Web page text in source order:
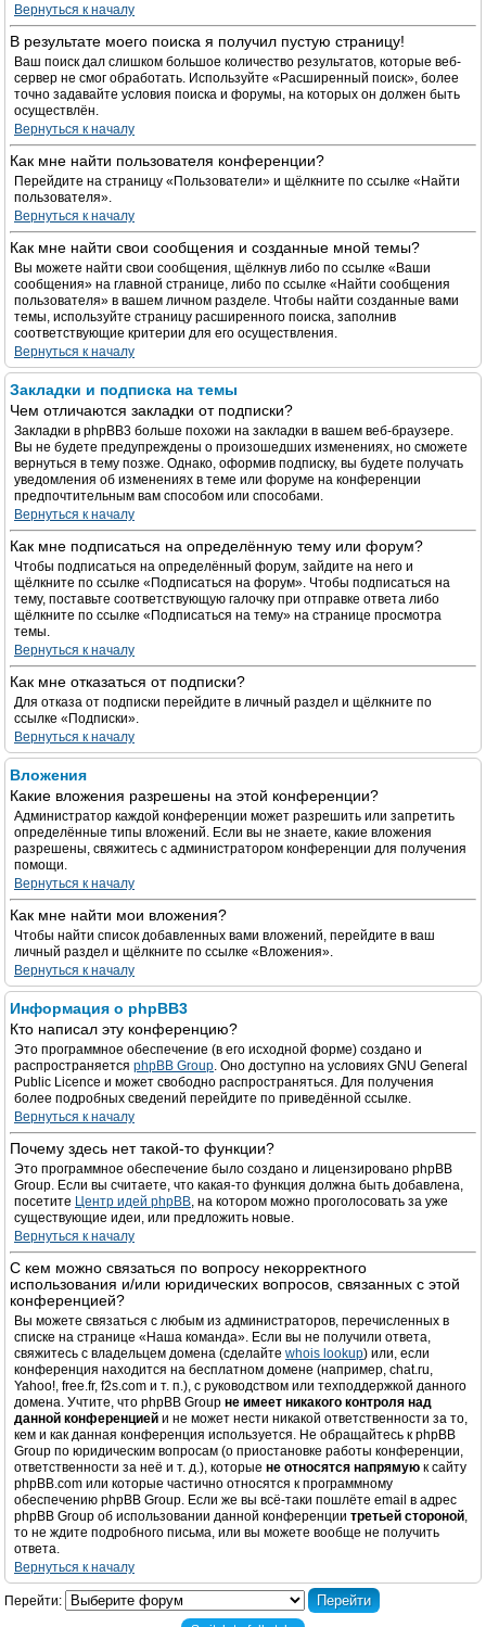
Вернуться к началу
В результате моего поиска я получил пустую страницу!
Ваш поиск дал слишком большое количество результатов, которые веб-
сервер не смог обработать. Используйте «Расширенный поиск», более
точно задавайте условия поиска и форумы, на которых он должен быть
осуществлён.
Вернуться к началу
Как мне найти пользователя конференции?
Перейдите на страницу «Пользователи» и щёлкните по ссылке «Найти
пользователя».
Вернуться к началу
Как мне найти свои сообщения и созданные мной темы?
Вы можете найти свои сообщения, щёлкнув либо по ссылке «Ваши
сообщения» на главной странице, либо по ссылке «Найти сообщения
пользователя» в вашем личном разделе. Чтобы найти созданные вами
темы, используйте страницу расширенного поиска, заполнив
соответствующие критерии для его осуществления.
Вернуться к началу
Закладки и подписка на темы
Чем отличаются закладки от подписки?
Закладки в phpBB3 больше похожи на закладки в вашем веб-браузере.
Вы не будете предупреждены о произошедших изменениях, но сможете
вернуться в тему позже. Однако, оформив подписку, вы будете получать
уведомления об изменениях в теме или форуме на конференции
предпочтительным вам способом или способами.
Вернуться к началу
Как мне подписаться на определённую тему или форум?
Чтобы подписаться на определённый форум, зайдите на него и
щёлкните по ссылке «Подписаться на форум». Чтобы подписаться на
тему, поставьте соответствующую галочку при отправке ответа либо
щёлкните по ссылке «Подписаться на тему» на странице просмотра
темы.
Вернуться к началу
Как мне отказаться от подписки?
Для отказа от подписки перейдите в личный раздел и щёлкните по
ссылке «Подписки».
Вернуться к началу
Вложения
Какие вложения разрешены на этой конференции?
Администратор каждой конференции может разрешить или запретить
определённые типы вложений. Если вы не знаете, какие вложения
разрешены, свяжитесь с администратором конференции для получения
помощи.
Вернуться к началу
Как мне найти мои вложения?
Чтобы найти список добавленных вами вложений, перейдите в ваш
личный раздел и щёлкните по ссылке «Вложения».
Вернуться к началу
Информация о phpBB3
Кто написал эту конференцию?
Это программное обеспечение (в его исходной форме) создано и
распространяется phpBB Group. Оно доступно на условиях GNU General
Public Licence и может свободно распространяться. Для получения
более подробных сведений перейдите по приведённой ссылке.
Вернуться к началу
Почему здесь нет такой-то функции?
Это программное обеспечение было создано и лицензировано phpBB
Group. Если вы считаете, что какая-то функция должна быть добавлена,
посетите Центр идей phpBB, на котором можно проголосовать за уже
существующие идеи, или предложить новые.
Вернуться к началу
С кем можно связаться по вопросу некорректного
использования и/или юридических вопросов, связанных с этой
конференцией?
Вы можете связаться с любым из администраторов, перечисленных в
списке на странице «Наша команда». Если вы не получили ответа,
свяжитесь с владельцем домена (сделайте whois lookup) или, если
конференция находится на бесплатном домене (например, chat.ru,
Yahoo!, free.fr, f2s.com и т. п.), с руководством или техподдержкой данного
домена. Учтите, что phpBB Group не имеет никакого контроля над
данной конференцией и не может нести никакой ответственности за то,
кем и как данная конференция используется. Не обращайтесь к phpBB
Group по юридическим вопросам (о приостановке работы конференции,
ответственности за неё и т. д.), которые не относятся напрямую к сайту
phpBB.com или которые частично относятся к программному
обеспечению phpBB Group. Если же вы всё-таки пошлёте email в адрес
phpBB Group об использовании данной конференции третьей стороной,
то не ждите подробного письма, или вы можете вообще не получить
ответа.
Вернуться к началу
Перейти: